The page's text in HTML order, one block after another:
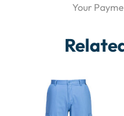
Your